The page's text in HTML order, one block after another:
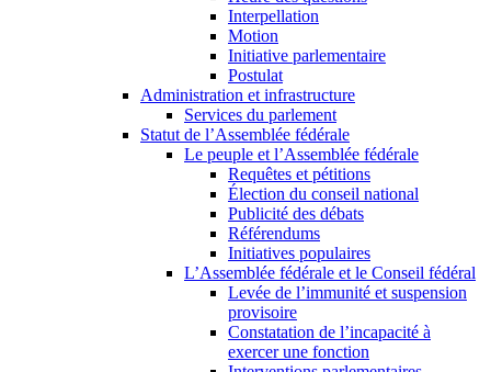
Interpellation
Motion
Initiative parlementaire
Postulat
Administration et infrastructure
Services du parlement
Statut de l’Assemblée fédérale
Le peuple et l’Assemblée fédérale
Requêtes et pétitions
Élection du conseil national
Publicité des débats
Référendums
Initiatives populaires
L’Assemblée fédérale et le Conseil fédéral
Levée de l’immunité et suspension
provisoire
Constatation de l’incapacité à
exercer une fonction